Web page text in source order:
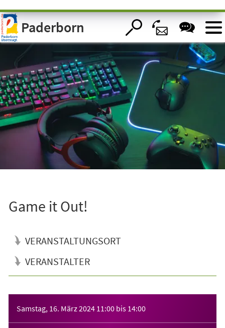
Visuelle
Assistenzsoftware
öffnen.Paderborn
Game it Out!
VERANSTALTUNGSORT
VERANSTALTER
Samstag, 16. März 2024 11:00 bis 14:00